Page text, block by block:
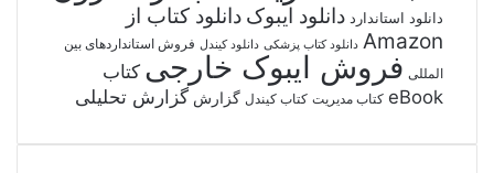
دانلود استاندارد دانلود ایبوک دانلود کتاب از
Amazon دانلود کتاب پزشکی دانلود کیندل فروش استانداردهای بین
المللی فروش ایبوک خارجی کتاب
eBook کتاب مدیریت کتاب کیندل گزارش گزارش تحلیلی